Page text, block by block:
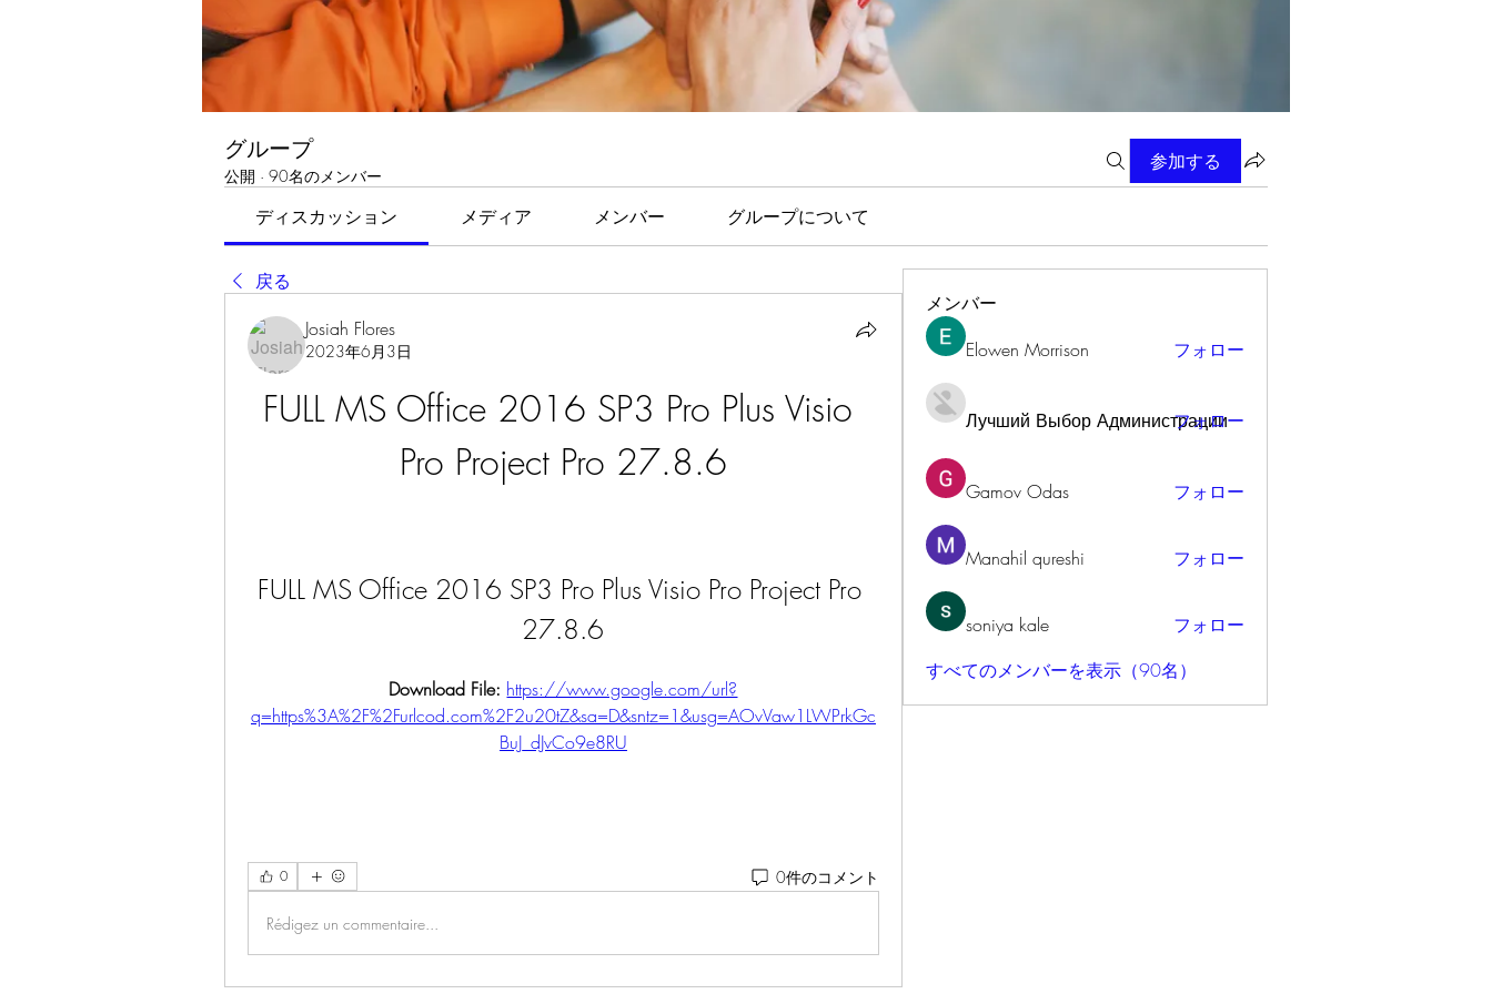
グループ
公開 · 90名のメンバー
参加する
ディスカッション メディア メンバー グループについて
戻る
Josiah Flores
2023年6月3日
FULL MS Office 2016 SP3 Pro Plus Visio
Pro Project Pro 27.8.6
FULL MS Office 2016 SP3 Pro Plus Visio Pro Project Pro
27.8.6
Download File: https://www.google.com/url?
q=https%3A%2F%2Furlcod.com%2F2u20tZ&sa=D&sntz=1&usg=AOvVaw1LWPrkGc
BuJ_dJvCo9e8RU
0 0件のコメント
Rédigez un commentaire...
メンバー
Elowen Morrison フォロー
Лучший Выбор Администрации
フォロー
Gamov Odas フォロー
Manahil qureshi フォロー
soniya kale
フォロー
すべてのメンバーを表示（90名）